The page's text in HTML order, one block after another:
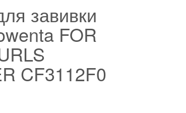
завивки
FOR
CF3112F0